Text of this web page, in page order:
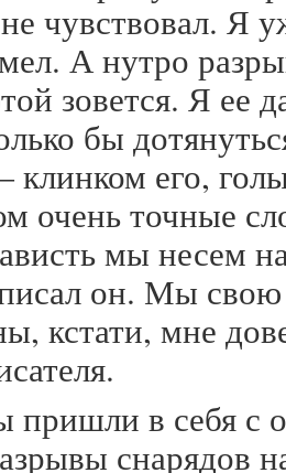
чувствовал. Я
А нутро
зовется. Я ее
бы
клинком его,
очень точные
мы несем
он. Мы свою
кстати, мне
пришли в себя
снарядов